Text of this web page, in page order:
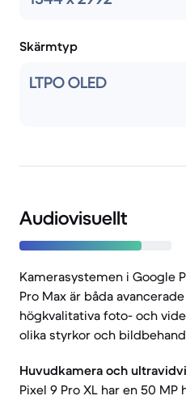
Skärmtyp
LTPO OLED
Audiovisuellt
Kamerasystemen i Google
Pro Max är båda
högkvalitativa foto- och
olika styrkor och
Huvudkamera och
Pixel 9 Pro XL har en 50